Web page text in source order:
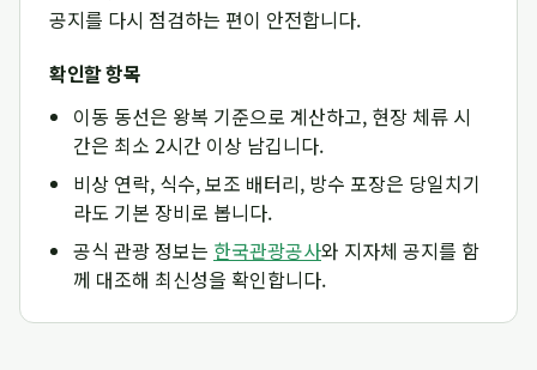
공지를 다시 점검하는 편이 안전합니다.
확인할 항목
이동 동선은 왕복 기준으로 계산하고, 현장 체류 시
간은 최소 2시간 이상 남깁니다.
비상 연락, 식수, 보조 배터리, 방수 포장은 당일치기
라도 기본 장비로 봅니다.
공식 관광 정보는 한국관광공사와 지자체 공지를 함
께 대조해 최신성을 확인합니다.